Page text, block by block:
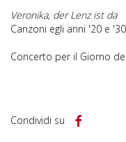
Veronika, der Lenz ist da
Canzoni egli anni '20 e '30
Concerto per il Giorno
Condividi su